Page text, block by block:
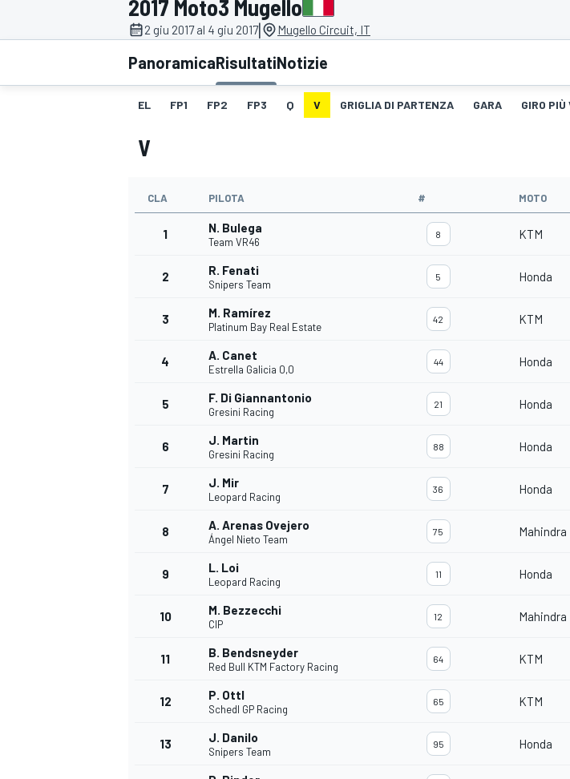
MOTOGP WEC
WRC
MONOPOSTO
2017 Moto3 Mugello
2 giu 2017 al 4 giu 2017| Mugello Circuit, IT
PanoramicaRisultatiNotizie
EL FP1 FP2 FP3 Q V GRIGLIA DI PARTENZA GARA GIRO PIÙ
V
CLA PILOTA # MOTO
1 N. Bulega
Team VR46
8 KTM
2 R. Fenati
Snipers Team
5 Honda
3 M. Ramírez
Platinum Bay Real Estate
42 KTM
4 A. Canet
Estrella Galicia 0,0
44 Honda
5 F. Di Giannantonio
Gresini Racing
21 Honda
6 J. Martin
Gresini Racing
88 Honda
7 J. Mir
Leopard Racing
36 Honda
8 A. Arenas Ovejero
Ángel Nieto Team
75 Mahindra
9 L. Loi
Leopard Racing
11 Honda
10 M. Bezzecchi
CIP
12 Mahindra
11 B. Bendsneyder
Red Bull KTM Factory Racing
64 KTM
12 P. Ottl
Schedl GP Racing
65 KTM
13 J. Danilo
Snipers Team
95 Honda